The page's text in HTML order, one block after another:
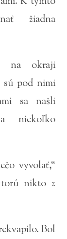
žiadna
na okraji
sú pod nimi
sa našli
niekoľko
vyvolať,“
nikto z
Bol